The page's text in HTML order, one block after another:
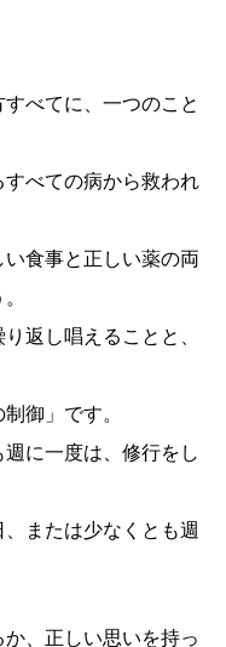
べてに、一つのこと
べての病から救われ
食事と正しい薬の両
返し唱えることと、
御」です。
に一度は、修行をし
または少なくとも週
、正しい思いを持っ